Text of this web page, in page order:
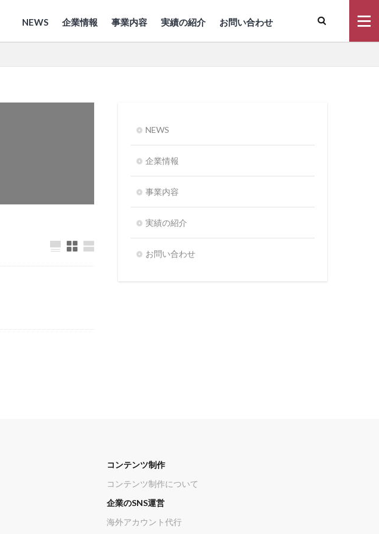
NEWS 企業情報 事業内容 実績の紹介 お問い合わせ
NEWS
企業情報
事業内容
実績の紹介
お問い合わせ
コンテンツ制作
コンテンツ制作について
企業のSNS運営
海外アカウント代行